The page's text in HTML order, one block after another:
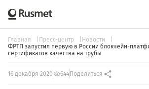
Главная Пресс-центр
Новости
ФРТП запустил первую в России блокчейн-
сертификатов качества на трубы
16 декабря 2020 644 Поделиться